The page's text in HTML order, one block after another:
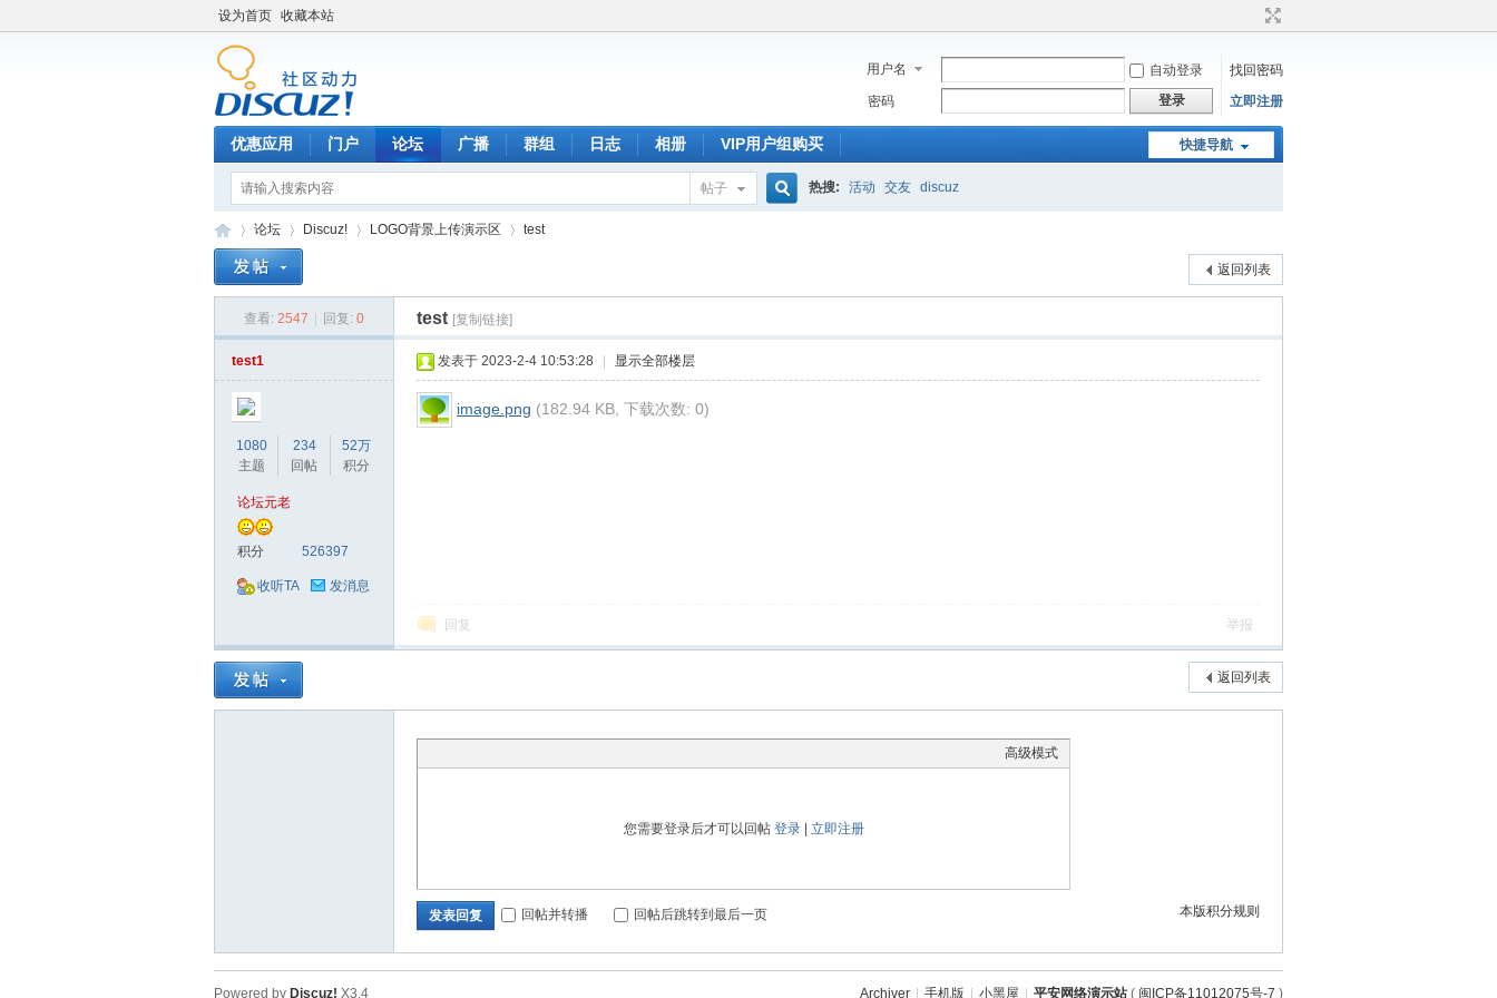
设为首页 收藏本站
用户名 自动登录
找回密码
密码
登录 立即注册
快捷导航
优惠应用 门户 论坛 广播 群组 日志 相册 VIP用户组购买
帖子 热搜: 活动 交友 discuz
络
论坛
›
Discuz!
›
LOGO背景上传演示区
›
test
返回列表
查看: 2547 回复: 0 test [复制链接]
test1
1080
主题
234
回帖
52万
积分
论坛元老
积分 526397
收听TA 发消息
发表于 2023-2-4 10:53:28 显示全部楼层
image.png (182.94 KB, 下载次数: 0)
回复 举报
返回列表
高级模式
您需要登录后才可以回帖 登录| 立即注册
本版积分规则
发表回复 回帖并转播 回帖后跳转到最后一页
Archiver 手机版 小黑屋 平安网络演示站 ( 闽ICP备11012075号-7 )
Powered by Discuz! X3.4